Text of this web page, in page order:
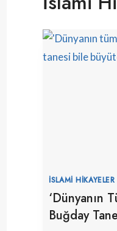
İSLAMI HIKAYELER
‘Dünyanın
Buğday